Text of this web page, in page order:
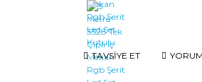
TAVSİYE ET